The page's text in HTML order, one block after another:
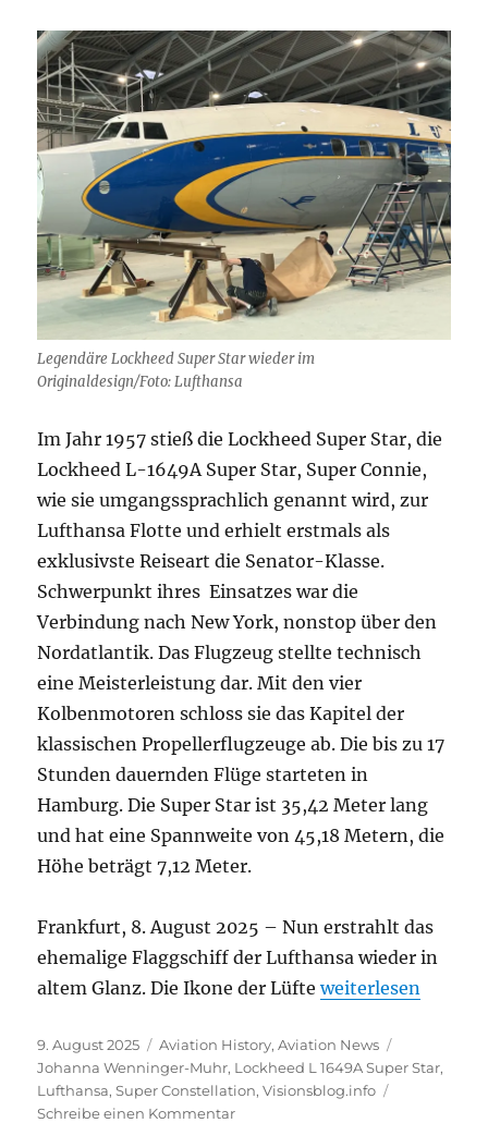
Legendäre Lockheed Super Star wieder im
Originaldesign/Foto: Lufthansa
Im Jahr 1957 stieß die Lockheed Super Star, die
Lockheed L-1649A Super Star, Super Connie,
wie sie umgangssprachlich genannt wird, zur
Lufthansa Flotte und erhielt erstmals als
exklusivste Reiseart die Senator-Klasse.
Schwerpunkt ihres Einsatzes war die
Verbindung nach New York, nonstop über den
Nordatlantik. Das Flugzeug stellte technisch
eine Meisterleistung dar. Mit den vier
Kolbenmotoren schloss sie das Kapitel der
klassischen Propellerflugzeuge ab. Die bis zu 17
Stunden dauernden Flüge starteten in
Hamburg. Die Super Star ist 35,42 Meter lang
und hat eine Spannweite von 45,18 Metern, die
Höhe beträgt 7,12 Meter.
Frankfurt, 8. August 2025 – Nun erstrahlt das
ehemalige Flaggschiff der Lufthansa wieder in
altem Glanz. Die Ikone der Lüfte„Super Connie
weiterlesen
Veröffentlicht
am
9. August 2025 Kategorien
Aviation History,Aviation News
Johanna Wenninger-Muhr, Lockheed L 1649A Super Star,
Lufthansa,Super Constellation,Visionsblog.info
Schreibe einen Kommentarzu